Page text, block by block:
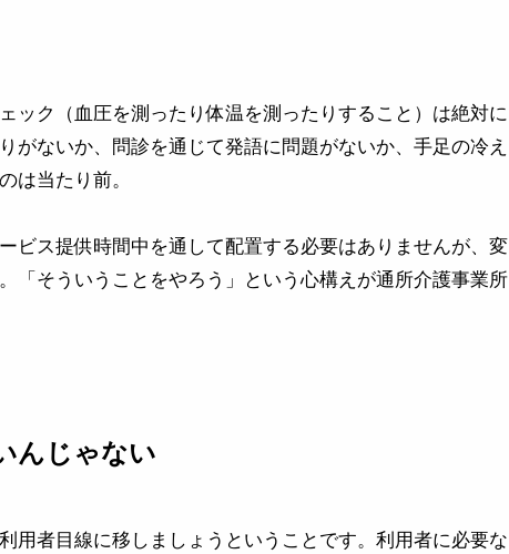
ック（血圧を測ったり体温を測ったりすること）は絶対に
がないか、問診を通じて発語に問題がないか、手足の冷え
は当たり前。
ビス提供時間中を通して配置する必要はありませんが、変
「そういうことをやろう」という心構えが通所介護事業所
んじゃない
用者目線に移しましょうということです。利用者に必要な